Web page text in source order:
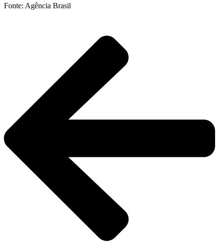
Fonte: Agência Brasil